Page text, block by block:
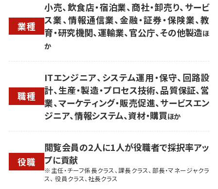
業種
小売、飲食店・宿泊業、商社・卸売り、サービ
ス業、情報通信業、金融・証券・保険業、教
育・研究機関、運輸業、官公庁、その他製造ほ
か
職種
ITエンジニア、システム運用・保守、回路設
計、生産・製造・プロセス技術、品質保証、営
業、マーケティング・販売促進、サービスエン
ジニア、情報システム、資材・購買ほか
役職
閲覧会員の2人に1人が役職者で採択率アッ
プに貢献
※主任・チーフ係長クラス、課長クラス、部長・マネージャクラ
ス、 役員クラス、社長クラス